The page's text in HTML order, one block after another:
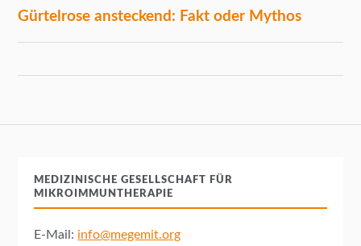
MEDIZINISCHE GESELLSCHAFT FÜR
MIKROIMMUNTHERAPIE
E-Mail: info@megemit.org